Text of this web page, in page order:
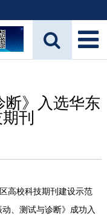
断》入选华东
刊
高校科技期刊建设示范
、测试与诊断》成功入